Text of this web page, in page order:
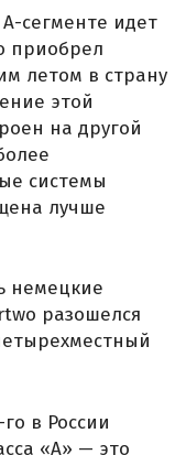
сегменте идет
приобрел
летом в страну
этой
на другой
системы
лучше
немецкие
разошелся
в России
«А» — это